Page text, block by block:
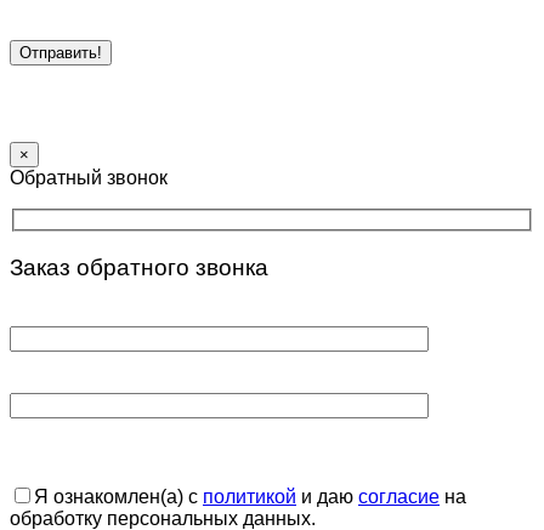
×
Обратный звонок
Заказ обратного звонка
Я ознакомлен(а) с политикой и даю согласие на
обработку персональных данных.